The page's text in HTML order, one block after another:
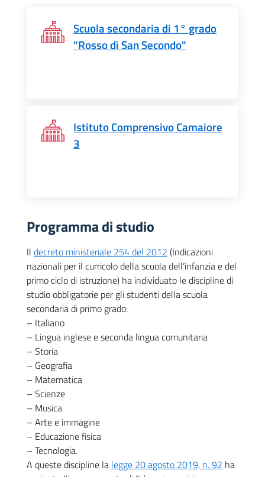
Scuola secondaria di 1° grado
"Rosso di San Secondo"
Istituto Comprensivo Camaiore
3
Programma di studio
Il decreto ministeriale 254 del 2012 (Indicazioni
nazionali per il curricolo della scuola dell’infanzia e del
primo ciclo di istruzione) ha individuato le discipline di
studio obbligatorie per gli studenti della scuola
secondaria di primo grado:
– Italiano
– Lingua inglese e seconda lingua comunitaria
– Storia
– Geografia
– Matematica
– Scienze
– Musica
– Arte e immagine
– Educazione fisica
– Tecnologia.
A queste discipline la legge 20 agosto 2019, n. 92 ha